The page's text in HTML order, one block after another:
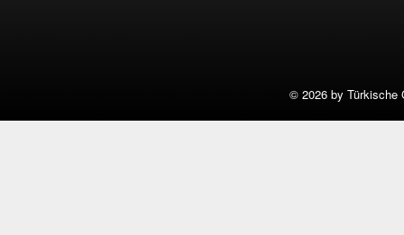
© 2026 by Türkische